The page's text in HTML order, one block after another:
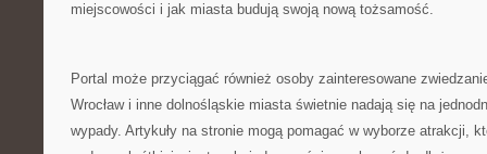
miejscowości i jak miasta budują swoją nową tożsamość.
Portal może przyciągać również osoby zainteresowane
Wrocław i inne dolnośląskie miasta świetnie nadają się na
wypady. Artykuły na stronie mogą pomagać w wyborze atrakcji,